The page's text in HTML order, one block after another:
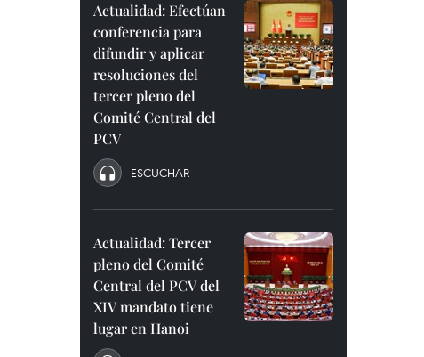
Actualidad: Efectúan
conferencia para
difundir y aplicar
resoluciones del
tercer pleno del
Comité Central del
PCV
ESCUCHAR
Actualidad: Tercer
pleno del Comité
Central del PCV del
XIV mandato tiene
lugar en Hanoi